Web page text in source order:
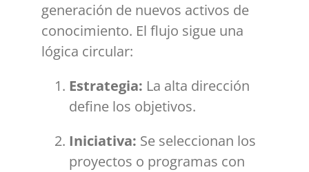
generación de nuevos activos de
conocimiento. El flujo sigue una
lógica circular:
Estrategia: La alta dirección
define los objetivos.
Iniciativa: Se seleccionan los
proyectos o programas con